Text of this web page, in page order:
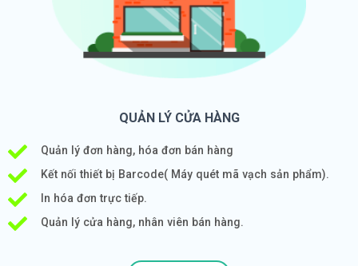
QUẢN LÝ CỬA HÀNG
Quản lý đơn hàng, hóa đơn bán hàng
Kết nối thiết bị Barcode( Máy quét mã vạch sản phẩm).
In hóa đơn trực tiếp.
Quản lý cửa hàng, nhân viên bán hàng.